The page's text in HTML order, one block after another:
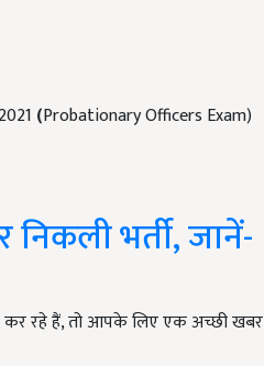
(Probationary Officers Exam)
भर्ती, जानें-
कर रहे हैं, तो आपके लिए एक अच्छी खबर